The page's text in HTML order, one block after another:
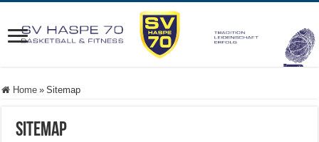
Home » Sitemap
Sitemap